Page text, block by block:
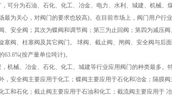
可分为石油、石化、化工、冶金、电力、水利、城建、机械、
最为关心，对阀门的要求也较高)。在目前市场上，阀门用户行
、安全阀；其次为蝶阀和调节阀；第三为止回阀；第四为减压
塞阀、柱塞阀及其它阀门。 球阀、截止阀、闸阀、安全阀与后
按产量单位吨计)。
机械、冶金、石化、化工、城建等行业应用阀门的种类最多。
，安全阀主要应用于化工；蝶阀主要应用于石化和冶金；隔膜
工和石化；截止阀主要应用于石油和化工；截流阀主要应用于